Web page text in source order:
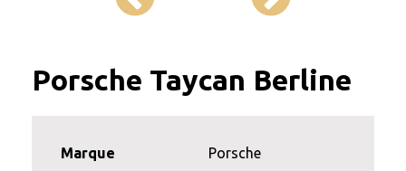
Porsche Taycan Berline
Marque
Porsche